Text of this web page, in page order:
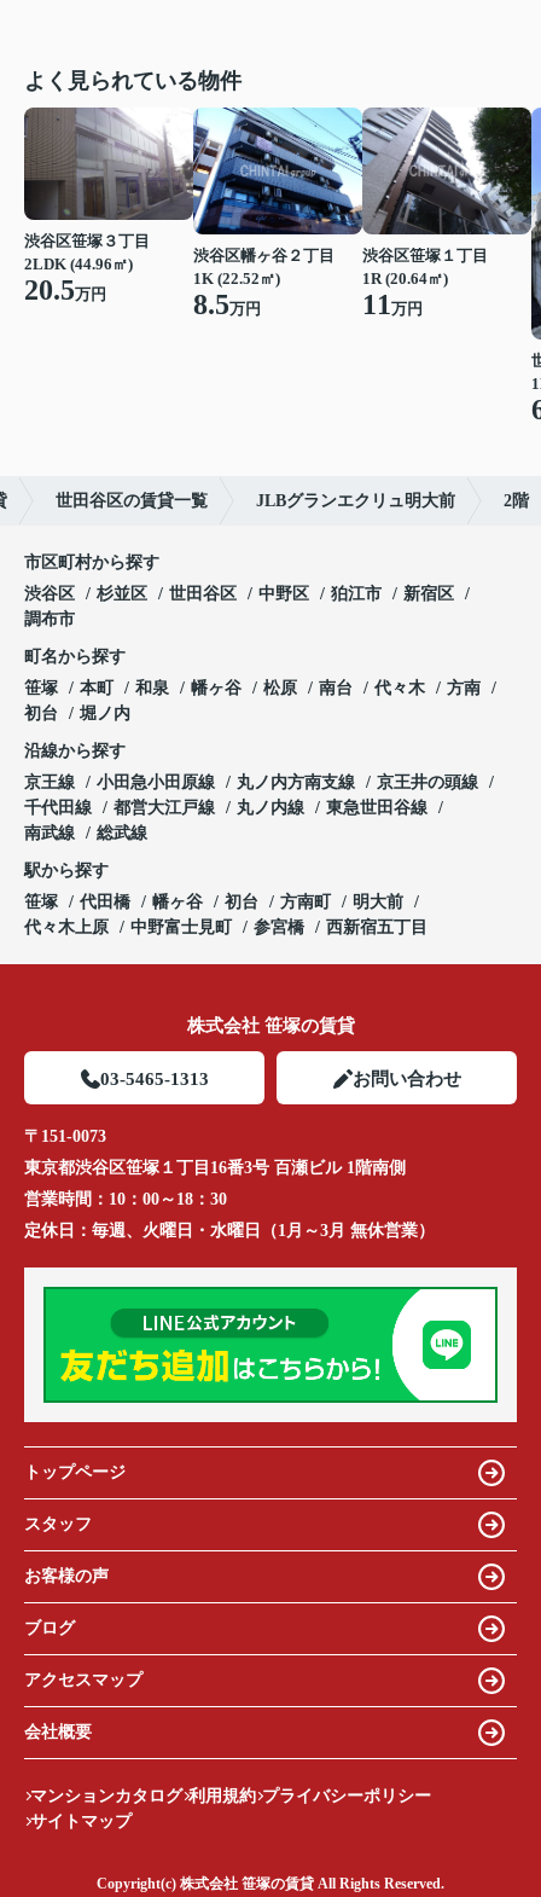
よく見られている物件
渋谷区笹塚３丁目
2LDK (44.96㎡)
20.5万円
渋谷区幡ヶ谷２丁目
1K (22.52㎡)
8.5万円
渋谷区笹塚１丁目
1R (20.64㎡)
11万円
世田谷区の賃貸一覧 JLBグランエクリュ明大前 2階
市区町村から探す
渋谷区
杉並区 世田谷区 中野区 狛江市
新宿区
調布市
町名から探す
笹塚
本町 和泉 幡ヶ谷 松原 南台 代々木
方南
初台
堀ノ内
沿線から探す
京王線
小田急小田原線 丸ノ内方南支線
京王井の頭線
千代田線
都営大江戸線 丸ノ内線
東急世田谷線
南武線
総武線
駅から探す
笹塚
代田橋 幡ヶ谷 初台 方南町
明大前
代々木上原
中野富士見町 参宮橋 西新宿五丁目
株式会社 笹塚の賃貸
03-5465-1313 お問い合わせ
〒151-0073
東京都渋谷区笹塚１丁目16番3号 百瀬ビル 1階南側
営業時間： 10：00～18：30
定休日： 毎週、火曜日・水曜日（1月～3月 無休営業）
トップページ
スタッフ
お客様の声
ブログ
アクセスマップ
会社概要
マンションカタログ 利用規約 プライバシーポリシー
サイトマップ
Copyright(c) 株式会社 笹塚の賃貸 All Rights Reserved.